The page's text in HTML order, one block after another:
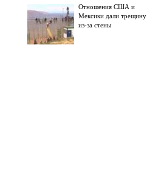
Отношения США и
Мексики дали трещину
из-за стены